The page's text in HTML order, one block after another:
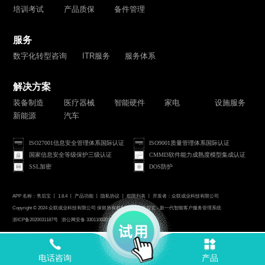
培训考试
产品质保 备件管理
服务
数字化转型咨询 ITR服务 服务体系
解决方案
装备制造 医疗器械 智能硬件 家电
设施服务
新能源
汽车
ISO27001信息安全管理体系国际认证
ISO9001质量管理体系国际认证
国家信息安全等级保护三级认证
CMMI3软件能力成熟度模型集成认证
SSL加密
DOS防护
APP 名称：售后宝 丨 1.8.4 丨 产品功能 隐私协议 权限列表 丨 开发者：众联成业科技有限公司
Copyright © 2024 众联成业科技有限公司 保留所有权利 Publink售后宝 - 新一代智能客户服务管理系统
浙ICP备2020031187号 浙公网安备 33011002015546号
电话咨询 产品